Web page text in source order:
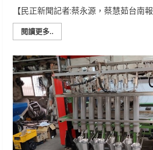
【民正新聞記者:蔡永源，蔡慧茹台南報
閱讀更多..
more
年
送
禮
要
棗